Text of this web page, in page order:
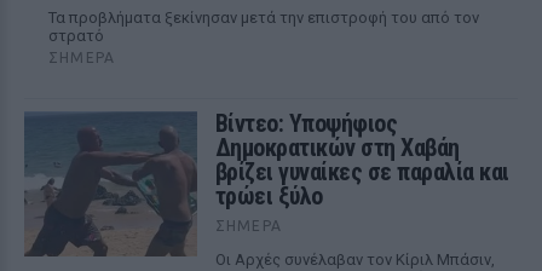
Τα προβλήματα ξεκίνησαν μετά την επιστροφή του από τον
στρατό
ΣΉΜΕΡΑ
Βίντεο: Υποψήφιος
Δημοκρατικών στη Χαβάη
βρίζει γυναίκες σε παραλία και
τρώει ξύλο
ΣΉΜΕΡΑ
Οι Αρχές συνέλαβαν τον Κίριλ Μπάσιν,